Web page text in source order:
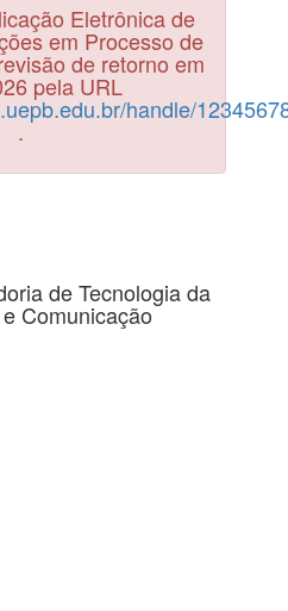
Eletrônica de
em Processo de
de retorno em
pela URL
handle/
.
de Tecnologia da
Comunicação